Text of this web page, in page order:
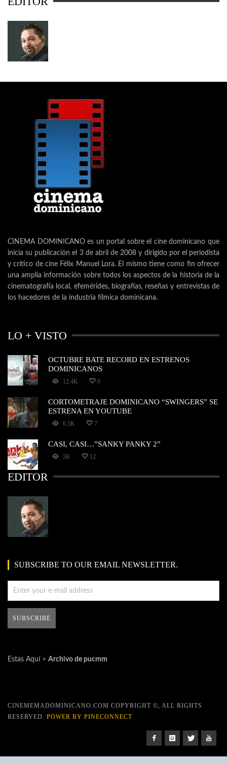
CINEMA DOMINICANO es un portal sobre el cine dominicano que
inicia su publicación el 3 de abril de 2008 y dirigido por el periodista
y crítico de cine Félix Manuel Lora. El mismo tiene como fin ofrecer
una amplia información sobre todos los aspectos de la historia de la
cinematografía local, efemérides, biografías, reseñas y entrevistas de
los hacedores de la industria fílmica dominicana.
LO + VISTO
OCTUBRE BATE RECORD EN ESTRENOS
DOMINICANOS
12.4K 0
CORTOMETRAJE DOMINICANO “SWINGERS” SE
ESTRENA EN YOUTUBE
6.5K 7
CASI, CASI…”SANKY PANKY 2”
5K 12
EDITOR
SUBSCRIBE TO OUR EMAIL NEWSLETTER.
Estas Aquí > Archivo de pucmm
CINEMEMADOMINICANO.COM COPYRIGHT ©, ALL RIGHTS
RESERVED. POWER BY PINECONNECT